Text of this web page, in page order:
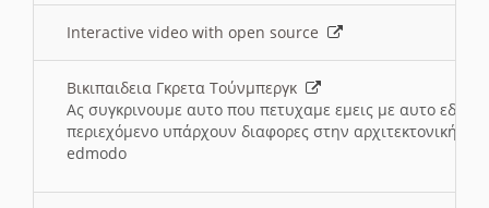
Interactive video with open source
Βικιπαιδεια Γκρετα Τούνμπεργκ
Ας συγκρινουμε αυτο που πετυχαμε εμεις με αυτο εδω
περιεχόμενο υπάρχουν διαφορες στην αρχιτεκτονική
edmodo